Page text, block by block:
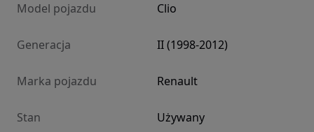
Model pojazdu Clio
Generacja II (1998-2012)
Marka pojazdu Renault
Stan Używany